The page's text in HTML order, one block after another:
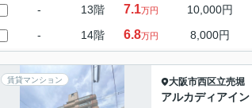
- 13階 7.1万円 10,000円
- 14階 6.8万円 8,000円
賃貸マンション 大阪市西区立売堀
アルカディアイ